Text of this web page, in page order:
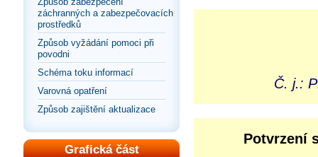
záchranných a zabezpečovacích
prostředků
Způsob vyžádání pomoci při
povodni
Schéma toku informací
Varovná opatření
Způsob zajištění aktualizace
Grafická část
Č. j.:
Potvrzení